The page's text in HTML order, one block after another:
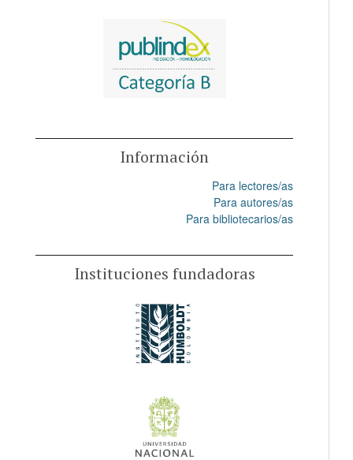
Información
Para lectores/as
Para autores/as
Para bibliotecarios/as
Instituciones fundadoras